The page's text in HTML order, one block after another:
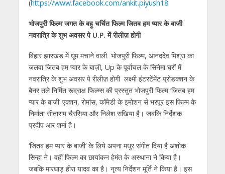
A
p
p
o
o
k
a
m
n
g
er
dI
n
(https://www.facebook.com/ankit.piyush18
भोजपुरी फिल्म जगत के बहु चर्चित फिल्म जितब हम प्यार के बाजी
नवरात्रि के शुभ अवसर पे U.P. में रीलीज़ होगी
बिहार झारखंड में धूम मचाने वाली भोजपुरीफिल्म, आनंददेव मिश्रा का
जलवा जितब हम प्यार के बाज़ी, Up के पूर्वांचल के सिनेमा घरों में
नवरात्रि केशुभअवसर पे रीलीज़ होगी लक्ष्मी इंटरटेंमेंट प्रोडक्शन के
बैनर तले निर्मित रूद्राक्ष फिल्म्स की प्रस्तुत भोजपुरी फिल्म ‘जितब हम
प्यार के बाजी’ एक्शन, रोमांस, कॉमेडी के इमोशन से भरपूर इस फिल्म के
निर्माता सीताराम चैरसिया और निलेश सखिया है। जबकि निर्देशक
प्रदीप आर शर्मा है।
‘जितब हम प्यार के बाजी’ के लिये अपना मधुर संगीत दिया है अशोक
सिन्हा ने। वहीं फिल्म का छायांकन हेमंत के अस्थाना ने किया है।
जबकि मारधाड़ हीरा यादव का है। नृत्य निर्देशन मूर्ति ने किया है। इस